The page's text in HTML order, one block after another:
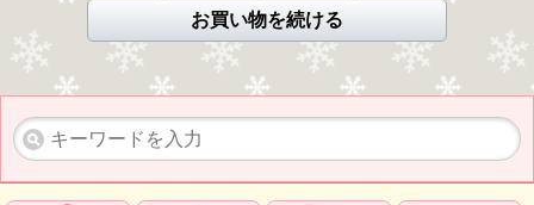
お買い物を続ける